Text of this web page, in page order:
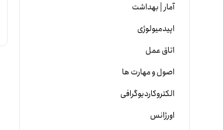
آمار | بهداشت
اپیدمیولوژی
اتاق عمل
اصول و مهارت ها
الکتروکاردیوگرافی
اورژانس